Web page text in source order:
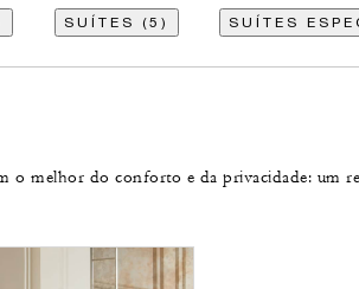
SUÍTES (5) SUÍTES
o melhor do conforto e da privacidade: um